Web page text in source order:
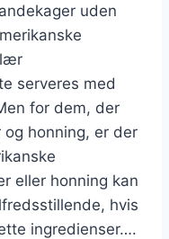
uden
serveres med
for dem, der
honning, er der
eller honning kan
hvis
ingredienser….